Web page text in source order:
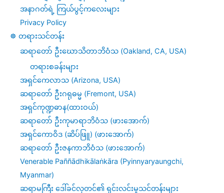
အနာဂတ်ရဲ့ ကြယ်ပွင့်ကလေးများ
Privacy Policy
☸️ တရားသင်တန်း
ဆရာတော် ဦးဃောသိတာဘိဝံသ (Oakland, CA, USA)
တရားစခန်းများ
အရှင်ကေလာသ (Arizona, USA)
ဆရာတော် ဦးဂရုဓမ္မ (Fremont, USA)
အရှင်ကုဏ္ဍဓာန(ထားဝယ်)
ဆရာတော် ဦးကုမာရာဘိဝံသ (ဖားအောက်)
အရှင်ကောဝိဒ (ဆိပ်ဖြူ) (ဖားအောက်)
ဆရာတော် ဦးဇနကာဘိဝံသ (ဖားအောက်)
Venerable Paññādhikālaṅkāra (Pyinnyaryaungchi,
Myanmar)
ဆရာမကြီး ဒေါ်ခင်လှတင်၏ ရှင်းလင်းမှုသင်တန်းများ